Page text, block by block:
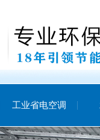
工业省电空调